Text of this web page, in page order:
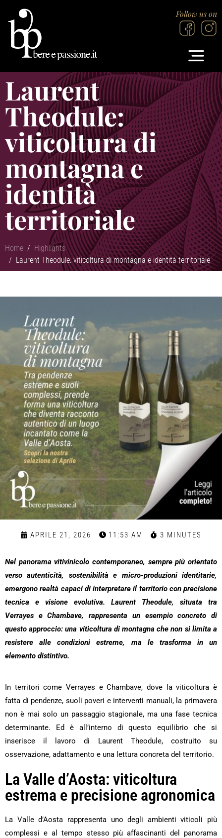
Follow us on
Laurent
Theodule:
viticoltura di
montagna e
identità
territoriale
Home
Highlights
Laurent Theodule: viticoltura di montagna e identità territoriale
APRILE 21, 2026 11:53 AM 3 MINUTES
Nel panorama vitivinicolo contemporaneo, sempre più orientato
verso autenticità, sostenibilità e micro-produzioni identitarie,
emergono realtà capaci di interpretare il territorio con precisione
tecnica e visione evolutiva. Laurent Theodule, situata tra
Verrayes e Chambave, rappresenta un esempio concreto di
questo approccio: una viticoltura di montagna che non si limita a
resistere alle condizioni estreme, ma le trasforma in un
elemento distintivo.
In territori come Verrayes e Chambave, dove la viticoltura è
fatta di pendenze, suoli poveri e interventi manuali, la primavera
non è mai solo un passaggio stagionale, ma una fase tecnica
determinante. Ed è all’interno di questo equilibrio che si
inserisce il lavoro di Laurent Theodule, costruito su
osservazione, adattamento e una lettura concreta del territorio.
La Valle d’Aosta: viticoltura
estrema e precisione agronomica
La Valle d’Aosta rappresenta uno degli ambienti viticoli più
complessi e al tempo stesso più affascinanti del panorama